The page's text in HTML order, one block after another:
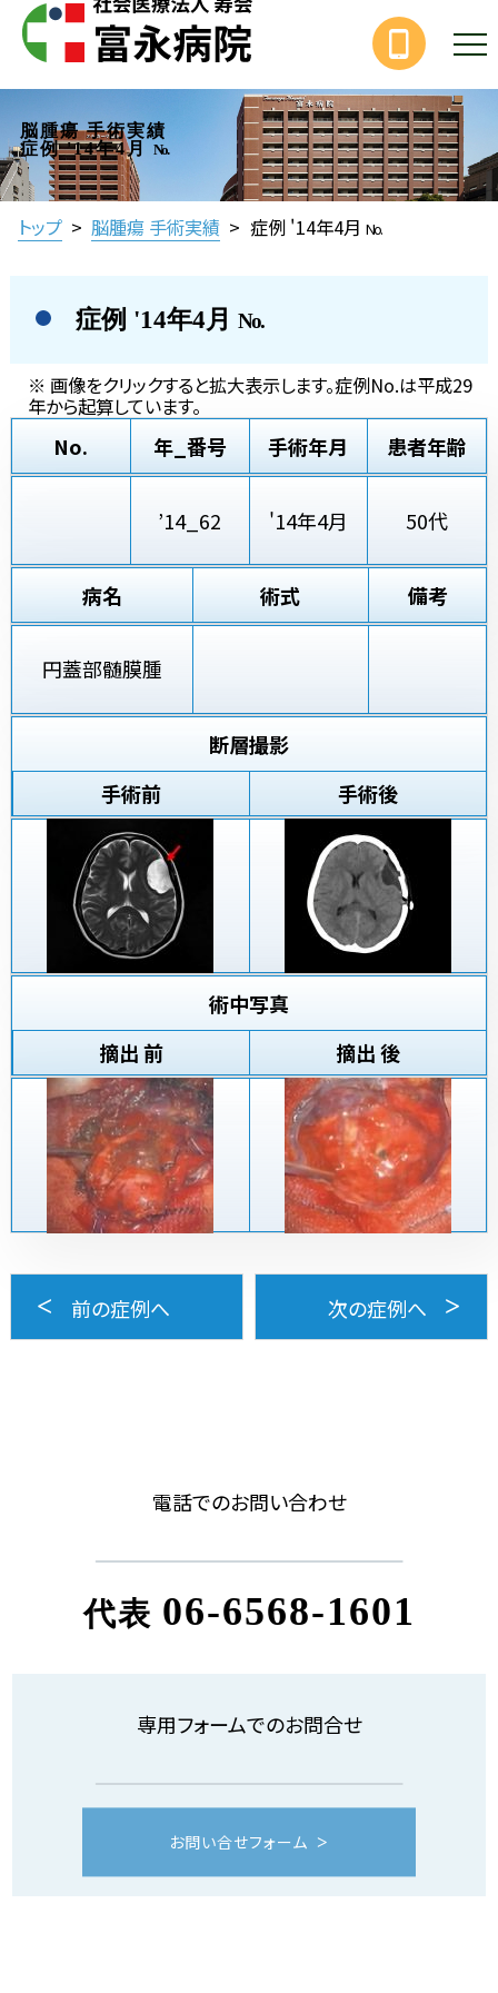
脳腫瘍 手術実績
症例 '14年4月
No.
トップ > 脳腫瘍 手術実績 > 症例 '14年4月 No.
症例 '14年4月 No.
※ 画像をクリックすると拡大表示します。症例No.は平成29
年から起算しています。
No. 年_番号 手術年月 患者年齢
’14_62 '14年4月 50代
病名 術式 備考
円蓋部髄膜腫
断層撮影
手術前
手術後
術中写真
摘出 前
摘出 後
前の症例へ 次の症例へ
電話でのお問い合わせ
代表 06-6568-1601
専用フォームでのお問合せ
お問い合せフォーム